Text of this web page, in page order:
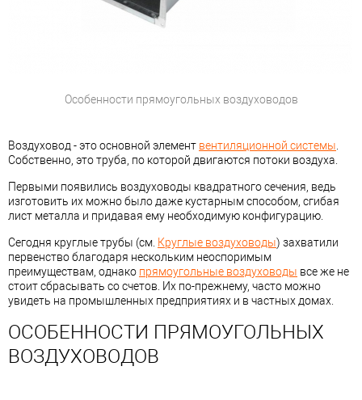
Воздуховод - это основной элемент вентиляционной системы
Собственно, это труба, по которой двигаются потоки воздуха.
Первыми появились воздуховоды квадратного сечения, ведь
изготовить их можно было даже кустарным способом, сгибая
лист металла и придавая ему необходимую конфигурацию.
Сегодня круглые трубы (см. Круглые воздуховоды) захватили
первенство благодаря нескольким неоспоримым
преимуществам, однако прямоугольные воздуховоды все же не
стоит сбрасывать со счетов. Их по-прежнему, часто можно
увидеть на промышленных предприятиях и в частных домах.
ОСОБЕННОСТИ ПРЯМОУГОЛЬНЫХ
ВОЗДУХОВОДОВ
Особенности прямоугольных воздуховодов